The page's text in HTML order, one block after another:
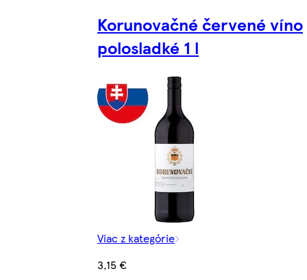
Korunovačné červené víno
polosladké 1 l
Viac z kategórie
3,15 €